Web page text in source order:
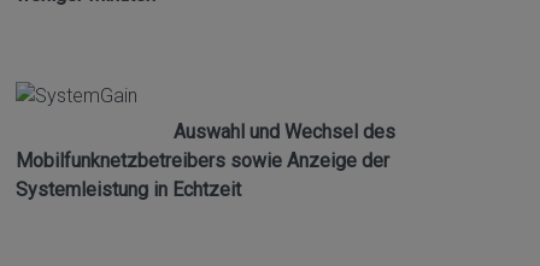
Auswahl und Wechsel des
Mobilfunknetzbetreibers sowie Anzeige der
Systemleistung in Echtzeit